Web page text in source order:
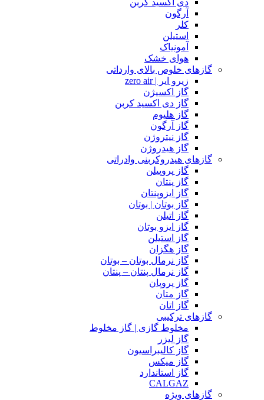
دی اکسید کربن
آرگون
کلر
استیلن
آمونیاک
هوای خشک
گازهای خلوص بالای وارداتی
زیرو ایر | zero air
گاز اکسیژن
گاز دی اکسید کربن
گاز هلیوم
گاز آرگون
گاز نیتروژن
گاز هیدروژن
گازهای هیدروکربنی وادراتی
گاز پروپیلن
گاز پنتان
گاز ایزوپنتان
گاز بوتان | بوتان
گاز اتیلن
گاز ایزو بوتان
گاز استیلن
گاز هگزان
گاز نرمال بوتان – بوتان
گاز نرمال پنتان – پنتان
گاز پروپان
گاز متان
گاز اتان
گازهای ترکیبی
مخلوط گازی | گاز مخلوط
گاز لیزر
گاز کالیبراسیون
گاز میکس
گاز استاندارد
CALGAZ
گازهای ویژه